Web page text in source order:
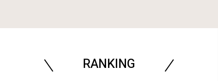
RANKING